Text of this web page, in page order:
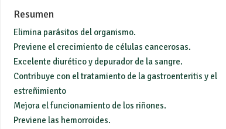
Resumen
Elimina parásitos del organismo.
Previene el crecimiento de células cancerosas.
Excelente diurético y depurador de la sangre.
Contribuye con el tratamiento de la gastroenteritis y el
estreñimiento
Mejora el funcionamiento de los riñones.
Previene las hemorroides.